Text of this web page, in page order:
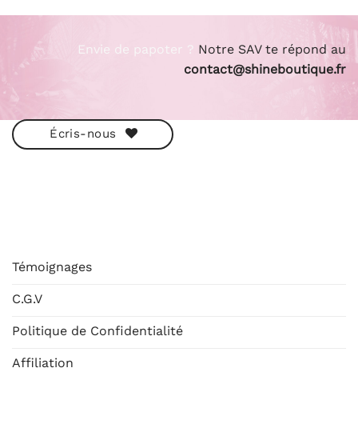
Envie de papoter ? Notre SAV te répond au
contact@shineboutique.fr
Écris-nous
Témoignages
C.G.V
Politique de Confidentialité
Affiliation